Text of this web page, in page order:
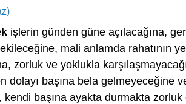
işlerin günden güne açılacağına,
mali anlamda rahatının
zorluk ve yoklukla
başına bela gelmeyeceğine
kendi başına ayakta durmakta